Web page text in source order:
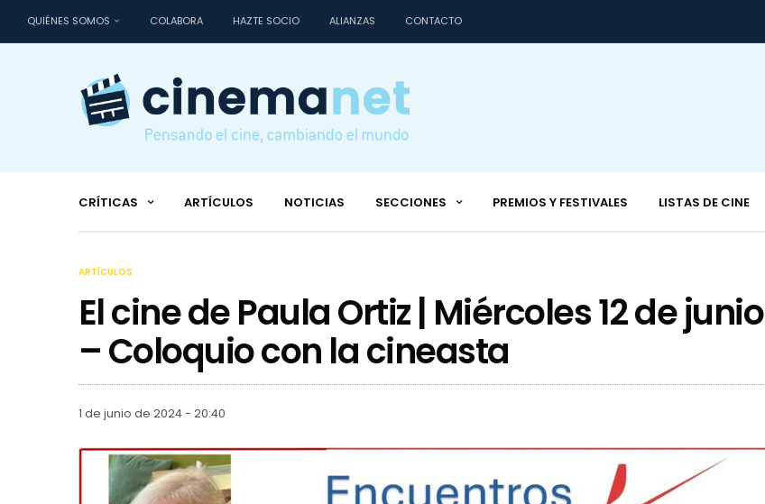
QUIÉNES SOMOS COLABORA HAZTE SOCIO ALIANZAS CONTACTO
CRÍTICAS ARTÍCULOS NOTICIAS SECCIONES PREMIOS Y FESTIVALES LISTAS DE CINE
ARTÍCULOS
El cine de Paula Ortiz | Miércoles 12 de junio
– Coloquio con la cineasta
1 de junio de 2024 - 20:40